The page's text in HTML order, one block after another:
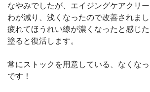
なやみでしたが、エイジングケアクリ
わが減り、浅くなったので改善されまし
疲れてほうれい線が濃くなったと感じ
塗ると復活します。
常にストックを用意している、なくな
です！